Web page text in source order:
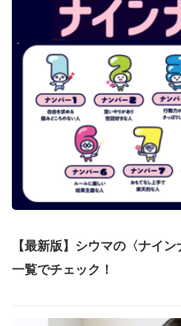
【最新版】シウマの〈ナイ
一覧でチェック！